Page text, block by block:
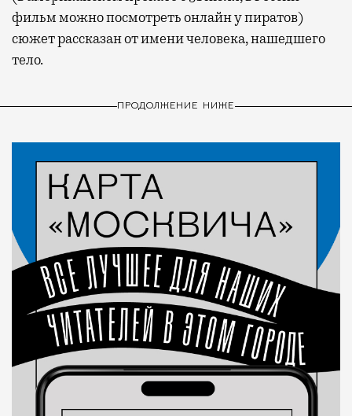
фильм можно посмотреть онлайн у пиратов)
сюжет рассказан от имени человека, нашедшего
тело.
ПРОДОЛЖЕНИЕ НИЖЕ